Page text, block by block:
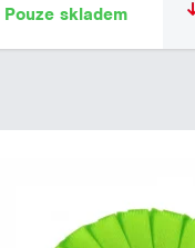
Pouze skladem